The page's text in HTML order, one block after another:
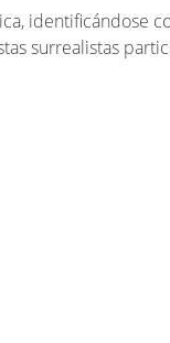
identificándose
surrealistas